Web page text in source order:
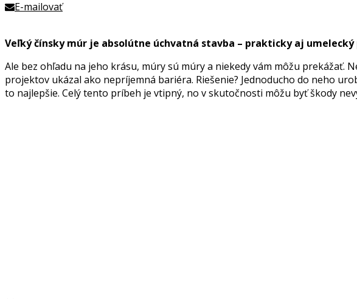
E-mailovať
Veľký čínsky múr je absolútne úchvatná stavba – prakticky aj
Ale bez ohľadu na jeho krásu, múry sú múry a niekedy vám môžu prekážať.
projektov ukázal ako nepríjemná bariéra. Riešenie? Jednoducho do neho
to najlepšie. Celý tento príbeh je vtipný, no v skutočnosti môžu byť škody